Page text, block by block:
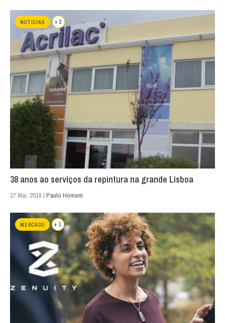
NOTÍCIAS + 2
38 anos ao serviços da repintura na grande Lisboa
27 Mai. 2016 | Paulo Homem
MERCADO + 1